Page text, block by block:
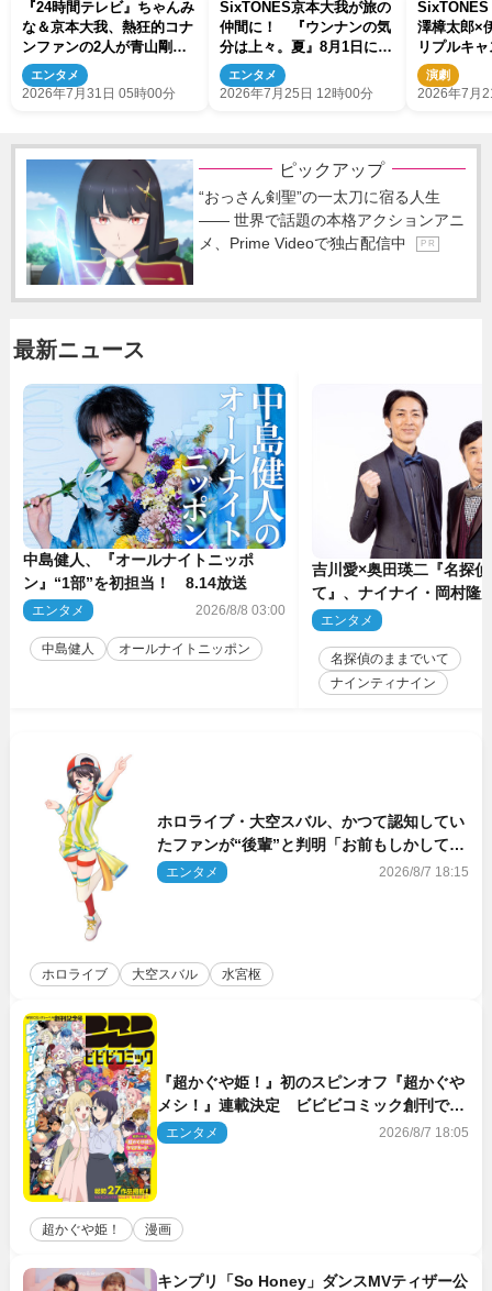
『24時間テレビ』ちゃんみ
な＆京本大我、熱狂的コナ
ンファンの2人が青山剛昌
と対談！
エンタメ
2026年7月31日 05時00分
SixTONES京本大我が旅の
仲間に！ 『ウンナンの気
分は上々。夏』8月1日に放
送決定
エンタメ
2026年7月25日 12時00分
SixTONES
澤樟太郎×
リプルキ
ジカル『
2027年上
演劇
2026年7月
ピックアップ
“おっさん剣聖”の一太刀に宿る人生
―― 世界で話題の本格アクションアニ
メ、Prime Videoで独占配信中
P R
最新ニュース
中島健人、『オールナイトニッポ
ン』“1部”を初担当！ 8.14放送
エンタメ 2026/8/8 03:00
中島健人 オールナイトニッポン
吉川愛×奥田瑛二『名探
て』、ナイナイ・岡村隆
のゲスト出演が決定！
エンタメ
名探偵のままでいて
ナインティナイン
ホロライブ・大空スバル、かつて認知してい
たファンが“後輩”と判明「お前もしかしてあ
のときの？」
エンタメ 2026/8/7 18:15
ホロライブ 大空スバル 水宮枢
『超かぐや姫！』初のスピンオフ『超かぐや
メシ！』連載決定 ビビビコミック創刊で31
作品一挙公開
エンタメ 2026/8/7 18:05
超かぐや姫！ 漫画
キンプリ「So Honey」ダンスMVティザー公